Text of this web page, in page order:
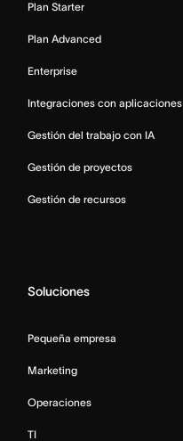
Plan Starter
Plan Advanced
Enterprise
Integraciones con aplicaciones
Gestión del trabajo con IA
Gestión de proyectos
Gestión de recursos
Soluciones
Pequeña empresa
Marketing
Operaciones
TI